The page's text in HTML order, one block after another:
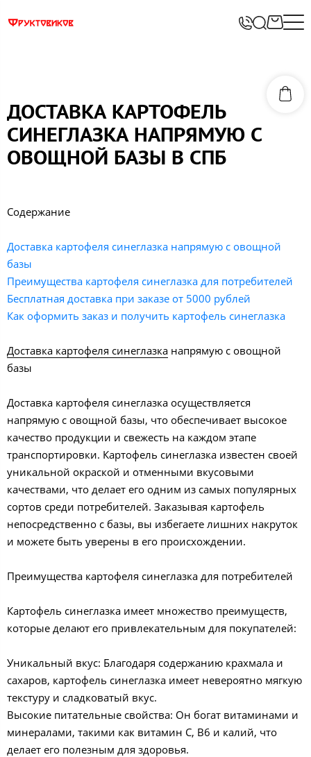
ДОСТАВКА КАРТОФЕЛЬ
СИНЕГЛАЗКА НАПРЯМУЮ С
ОВОЩНОЙ БАЗЫ В СПБ
Содержание
Доставка картофеля синеглазка напрямую с овощной
базы
Преимущества картофеля синеглазка для потребителей
Бесплатная доставка при заказе от 5000 рублей
Как оформить заказ и получить картофель синеглазка
Доставка картофеля синеглазка напрямую с овощной
базы
Доставка картофеля синеглазка осуществляется
напрямую с овощной базы, что обеспечивает высокое
качество продукции и свежесть на каждом этапе
транспортировки. Картофель синеглазка известен своей
уникальной окраской и отменными вкусовыми
качествами, что делает его одним из самых популярных
сортов среди потребителей. Заказывая картофель
непосредственно с базы, вы избегаете лишних накруток
и можете быть уверены в его происхождении.
Преимущества картофеля синеглазка для потребителей
Картофель синеглазка имеет множество преимуществ,
которые делают его привлекательным для покупателей:
Уникальный вкус: Благодаря содержанию крахмала и
сахаров, картофель синеглазка имеет невероятно мягкую
текстуру и сладковатый вкус.
Высокие питательные свойства: Он богат витаминами и
минералами, такими как витамин C, B6 и калий, что
делает его полезным для здоровья.